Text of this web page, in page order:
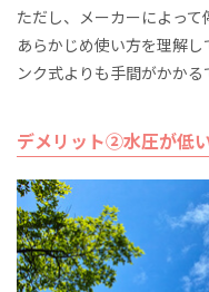
ただし、メーカーによって
あらかじめ使い方を理解
ンク式よりも手間がかかる
デメリット②水圧が低